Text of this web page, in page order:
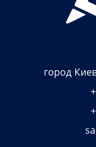
город